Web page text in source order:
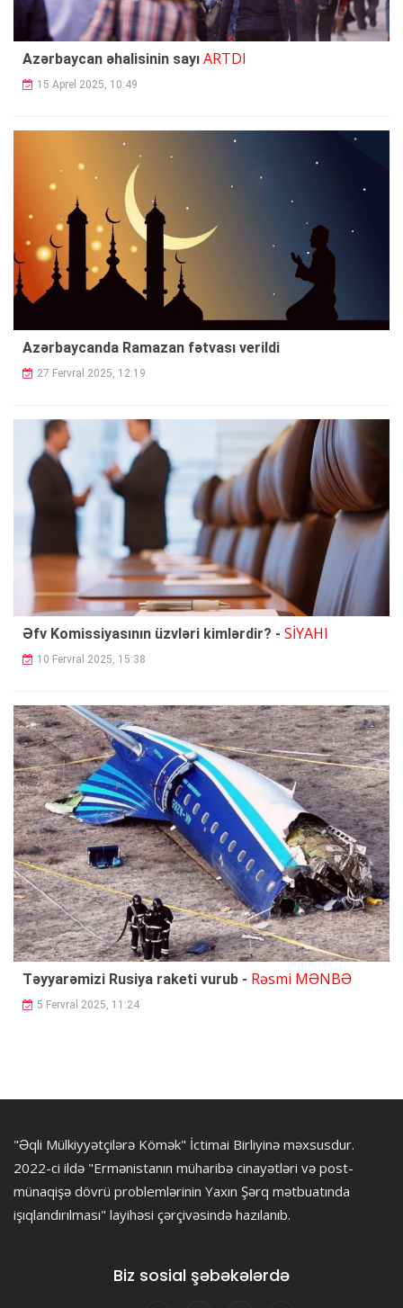
Azərbaycan əhalisinin sayı ARTDI
15 Aprel 2025, 10:49
Azərbaycanda Ramazan fətvası verildi
27 Fervral 2025, 12:19
Əfv Komissiyasının üzvləri kimlərdir? - SİYAHI
10 Fervral 2025, 15:38
Təyyarəmizi Rusiya raketi vurub - Rəsmi MƏNBƏ
5 Fervral 2025, 11:24
"Əqli Mülkiyyətçilərə Kömək" İctimai Birliyinə məxsusdur.
2022-ci ildə "Ermənistanın müharibə cinayətləri və post-
münaqişə dövrü problemlərinin Yaxın Şərq mətbuatında
işıqlandırılması" layihəsi çərçivəsində hazılanıb.
Biz sosial şəbəkələrdə